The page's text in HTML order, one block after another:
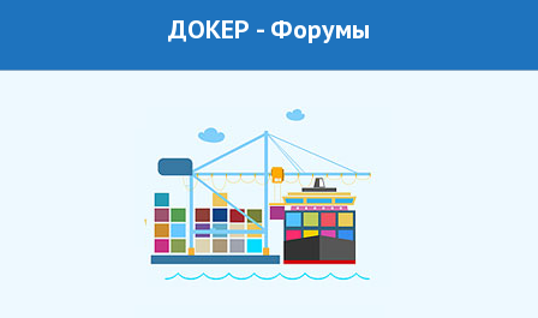
ДОКЕР - Форумы